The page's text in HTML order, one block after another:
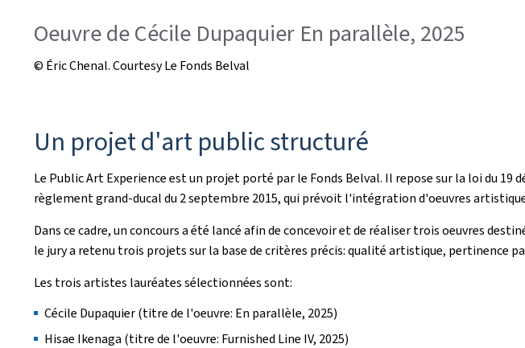
Oeuvre de Cécile Dupaquier En parallèle, 2025
© Éric Chenal. Courtesy Le Fonds Belval
Un projet d'art public structuré
Le Public Art Experience est un projet porté par le Fonds Belval. Il repose sur la loi du
règlement grand-ducal du 2 septembre 2015, qui prévoit l'intégration d'oeuvres
Dans ce cadre, un concours a été lancé afin de concevoir et de réaliser trois oeuvres
le jury a retenu trois projets sur la base de critères précis: qualité artistique,
Les trois artistes lauréates sélectionnées sont:
Cécile Dupaquier (titre de l'oeuvre: En parallèle, 2025)
Hisae Ikenaga (titre de l'oeuvre: Furnished Line IV, 2025)